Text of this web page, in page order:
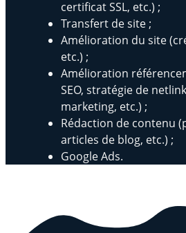
certificat SSL, etc.) ;
Transfert de site ;
Amélioration du site
etc.) ;
Amélioration
SEO, stratégie de
marketing, etc.) ;
Rédaction de contenu
articles de blog, etc.) ;
Google Ads.